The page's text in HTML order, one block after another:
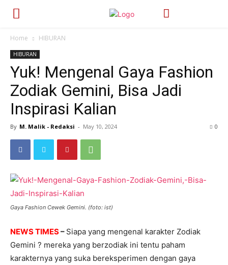
Home HIBURAN
HIBURAN
Yuk! Mengenal Gaya Fashion
Zodiak Gemini, Bisa Jadi
Inspirasi Kalian
By M. Malik - Redaksi - May 10, 2024 0
Gaya Fashion Cewek Gemini. (foto: ist)
NEWS TIMES– Siapa yang mengenal karakter Zodiak
Gemini ? mereka yang berzodiak ini tentu paham
karakternya yang suka bereksperimen dengan gaya